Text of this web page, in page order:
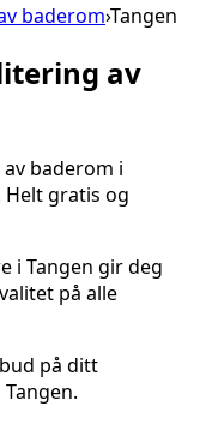
baderom›Tangen
av
baderom i
gratis og
i Tangen gir deg
på alle
på ditt
Tangen.